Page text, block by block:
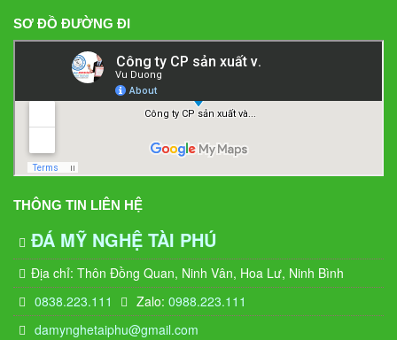
SƠ ĐỒ ĐƯỜNG ĐI
THÔNG TIN LIÊN HỆ
ĐÁ MỸ NGHỆ TÀI PHÚ
Địa chỉ: Thôn Đồng Quan, Ninh Vân, Hoa Lư, Ninh Bình
0838.223.111
Zalo:0988.223.111
damynghetaiphu@gmail.com